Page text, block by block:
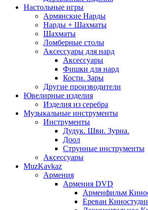
Настольные игры
Армянские Нарды
Нарды + Шахматы
Шахматы
Ломберные столы
Аксессуары для нард
Аксессуары
Фишки для нард
Кости. Зары
Другие производители
Ювелирные изделия
Изделия из серебра
Музыкальные инструменты
Инструменты
Дудук. Шви. Зурна.
Доол
Струнные инструменты
Аксессуары
MuzKavkaz
Армения
Армения DVD
Арменфильм
Ереван